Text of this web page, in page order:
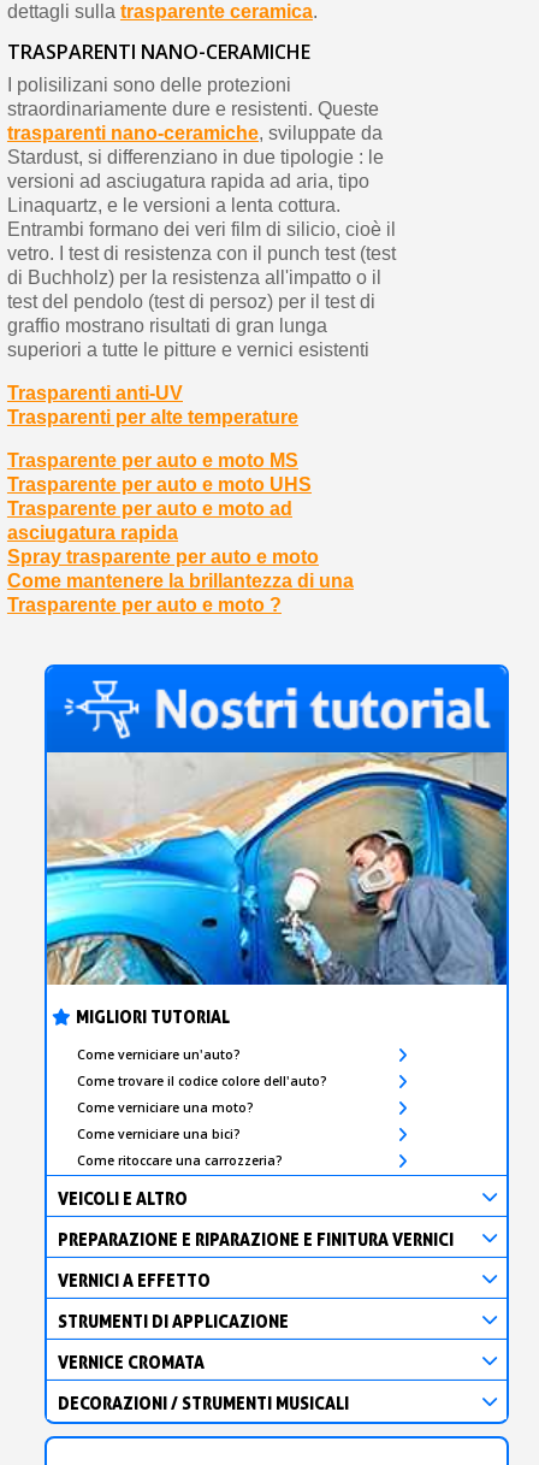
MIGLIORI TUTORIAL
Come verniciare un'auto?
Come trovare il codice colore dell'auto?
Come verniciare una moto?
Come verniciare una bici?
Come ritoccare una carrozzeria?
VEICOLI E ALTRO
PREPARAZIONE E RIPARAZIONE E FINITURA VERNICI
VERNICI A EFFETTO
STRUMENTI DI APPLICAZIONE
VERNICE CROMATA
DECORAZIONI / STRUMENTI MUSICALI
dettagli sulla trasparente ceramica.
TRASPARENTI NANO-CERAMICHE
I polisilizani sono delle protezioni
straordinariamente dure e resistenti. Queste
trasparenti nano-ceramiche, sviluppate da
Stardust, si differenziano in due tipologie : le
versioni ad asciugatura rapida ad aria, tipo
Linaquartz, e le versioni a lenta cottura.
Entrambi formano dei veri film di silicio, cioè il
vetro. I test di resistenza con il punch test (test
di Buchholz) per la resistenza all'impatto o il
test del pendolo (test di persoz) per il test di
graffio mostrano risultati di gran lunga
superiori a tutte le pitture e vernici esistenti
Trasparenti anti-UV
Trasparenti per alte temperature
Trasparente per auto e moto MS
Trasparente per auto e moto UHS
Trasparente per auto e moto ad
asciugatura rapida
Spray trasparente per auto e moto
Come mantenere la brillantezza di una
Trasparente per auto e moto ?